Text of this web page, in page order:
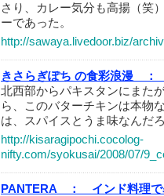
さり、カレー気分も高揚（笑
ーであった。
http://sawaya.livedoor.biz/
きさらぎぽち の食彩浪漫 ：
北西部からパキスタンにまた
ら、このバターチキンは本物
は、スパイスとうま味なんだろ
http://kisaragipochi.cocolog-
nifty.com/syokusai/2008/07/
PANTERA ：
インド料理